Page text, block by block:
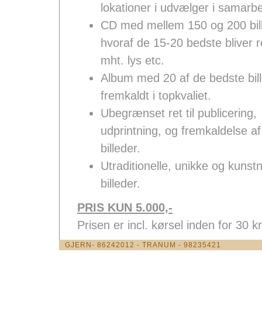
lokationer i udvælger i
CD med mellem 150 og 200
hvoraf de 15-20 bedste bliver
mht. lys etc.
Album med 20 af de bedste
fremkaldt i topkvaliet.
Ubegrænset ret til publicering,
udprintning, og fremkaldelse
billeder.
Utraditionelle, unikke og
billeder.
PRIS KUN 5.000,-
Prisen er incl. kørsel inden for 30
GJERN- 86242012 - TRANUM - 98235421